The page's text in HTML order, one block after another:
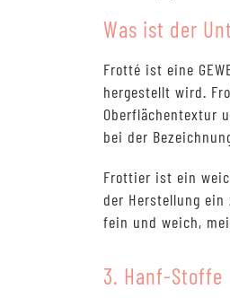
Was ist der
Frotté ist eine
hergestellt wird.
Oberflächentextur
bei der
Frottier ist ein
der Herstellung
fein und weich,
3. Hanf-Stoffe